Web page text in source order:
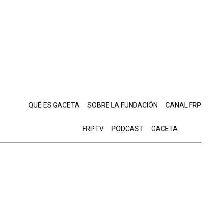
QUÉ ES GACETA SOBRE LA FUNDACIÓN CANAL FRP
FRPTV PODCAST GACETA